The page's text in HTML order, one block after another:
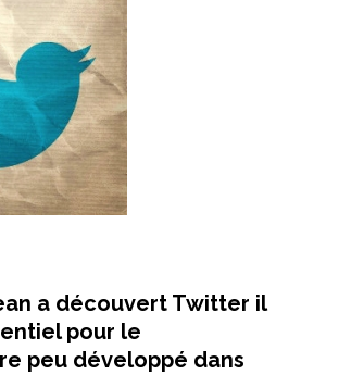
a découvert Twitter il
pour le
peu développé dans